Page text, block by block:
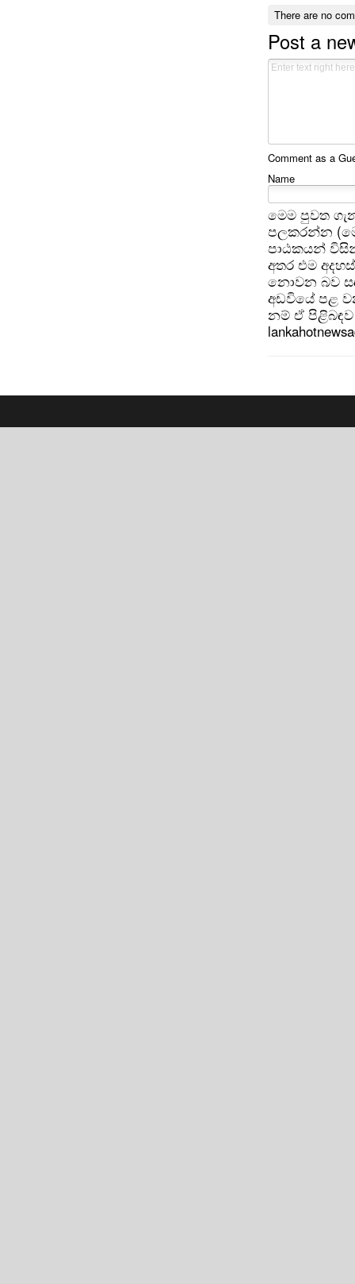
There are no
Post a
Comment as a
Name
මෙම පුවත
පලකරන්න
පාඨකයන්
අතර එම
නොවන බව
අඩවියේ පළ
නම් ඒ පිළිබඳව